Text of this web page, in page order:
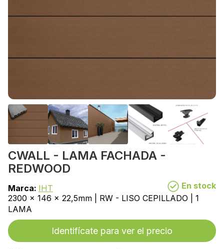
CWALL - LAMA FACHADA -
REDWOOD
Marca: IHT
En stock
2300 x 146 x 22,5mm | RW - LISO CEPILLADO | 1
LAMA
Identifícate para ver el precio